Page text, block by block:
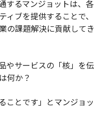
するマンジョットは、各
ブを提供することで、
の課題解決に貢献してき
やサービスの「核」を伝
何か？
ことです」とマンジョッ